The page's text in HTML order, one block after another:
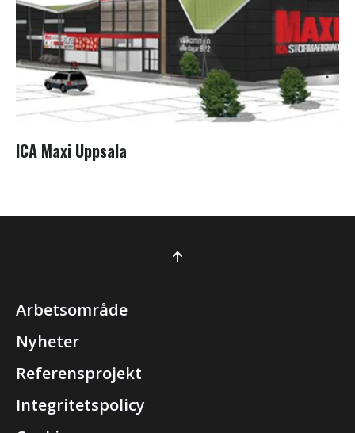
ICA Maxi Uppsala
Arbetsområde
Nyheter
Referensprojekt
Integritetspolicy